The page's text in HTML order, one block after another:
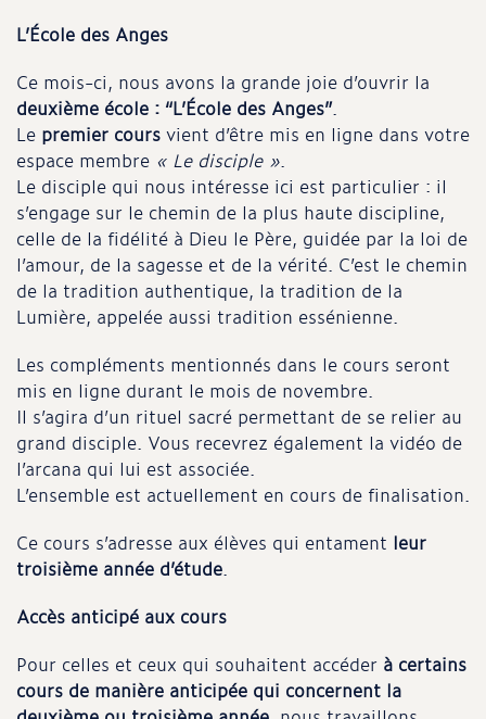
L’École des Anges
Ce mois-ci, nous avons la grande joie d’ouvrir la
deuxième école : “L’École des Anges”.
Le premier cours vient d’être mis en ligne dans votre
espace membre « Le disciple ».
Le disciple qui nous intéresse ici est particulier : il
s’engage sur le chemin de la plus haute discipline,
celle de la fidélité à Dieu le Père, guidée par la loi de
l’amour, de la sagesse et de la vérité. C’est le chemin
de la tradition authentique, la tradition de la
Lumière, appelée aussi tradition essénienne.
Les compléments mentionnés dans le cours seront
mis en ligne durant le mois de novembre.
Il s’agira d’un rituel sacré permettant de se relier au
grand disciple. Vous recevrez également la vidéo de
l’arcana qui lui est associée.
L’ensemble est actuellement en cours de finalisation.
Ce cours s’adresse aux élèves qui entament leur
troisième année d’étude.
Accès anticipé aux cours
Pour celles et ceux qui souhaitent accéder à certains
cours de manière anticipée qui concernent la